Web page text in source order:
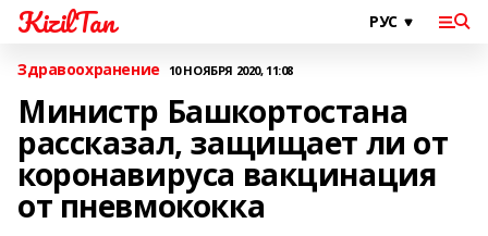
KizilTan
Здравоохранение 10 НОЯБРЯ 2020, 11:08
Министр Башкортостана
рассказал, защищает ли от
коронавируса вакцинация
от пневмококка